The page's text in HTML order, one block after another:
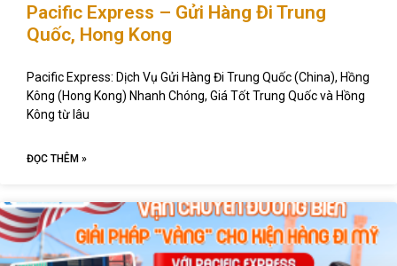
Pacific Express – Gửi Hàng Đi Trung
Quốc, Hong Kong
Pacific Express: Dịch Vụ Gửi Hàng Đi Trung Quốc (China), Hồng
Kông (Hong Kong) Nhanh Chóng, Giá Tốt Trung Quốc và Hồng
Kông từ lâu
ĐỌC THÊM »